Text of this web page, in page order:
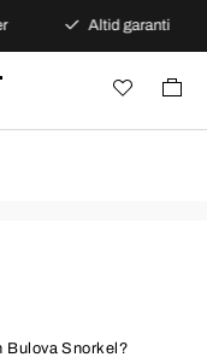
Altid garanti
Bulova Snorkel?